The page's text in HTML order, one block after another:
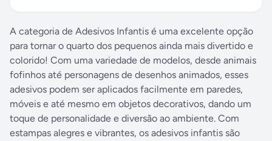
A categoria de Adesivos Infantis é uma excelente opção
para tornar o quarto dos pequenos ainda mais divertido e
colorido! Com uma variedade de modelos, desde animais
fofinhos até personagens de desenhos animados, esses
adesivos podem ser aplicados facilmente em paredes,
móveis e até mesmo em objetos decorativos, dando um
toque de personalidade e diversão ao ambiente. Com
estampas alegres e vibrantes, os adesivos infantis são